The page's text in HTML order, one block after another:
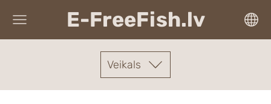
E-FreeFish.lv
Veikals